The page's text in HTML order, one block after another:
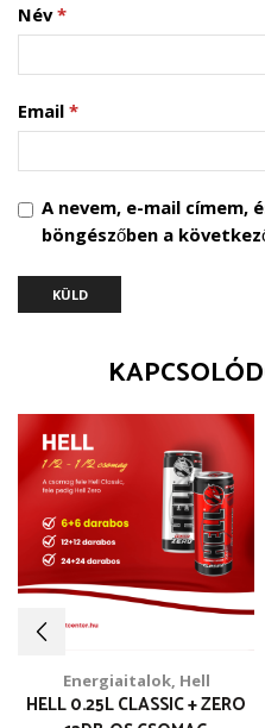
Név*
Email *
A nevem, e-mail címem,
böngészőben a
Energiaitalok, Hell
HELL 0.25L CLASSIC + ZERO